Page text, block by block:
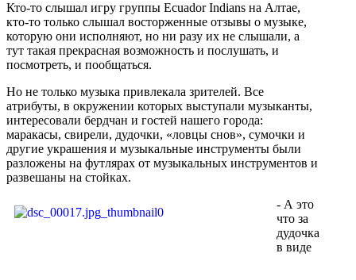
Кто-то слышал игру группы Ecuador Indians на Алтае,
кто-то только слышал восторженные отзывы о музыке,
которую они исполняют, но ни разу их не слышали, а
тут такая прекрасная возможность и послушать, и
посмотреть, и пообщаться.
Но не только музыка привлекала зрителей. Все
атрибуты, в окружении которых выступали музыканты,
интересовали бердчан и гостей нашего города:
маракасы, свирели, дудочки, «ловцы снов», сумочки и
другие украшения и музыкальные инструменты были
разложены на футлярах от музыкальных инструментов и
развешаны на стойках.
- А это
что за
дудочка
в виде